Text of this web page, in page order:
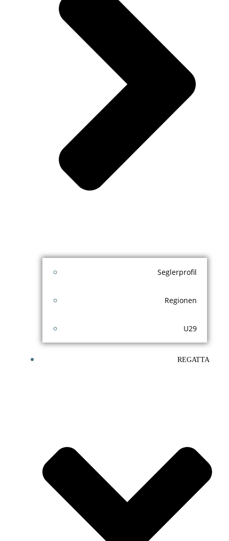
Seglerprofil
Regionen
U29
REGATTA